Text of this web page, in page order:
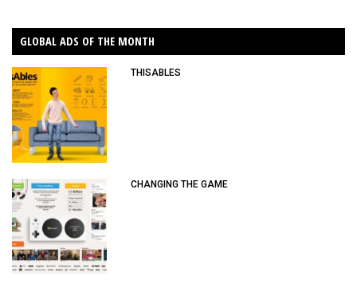
GLOBAL ADS OF THE MONTH
THISABLES
CHANGING THE GAME